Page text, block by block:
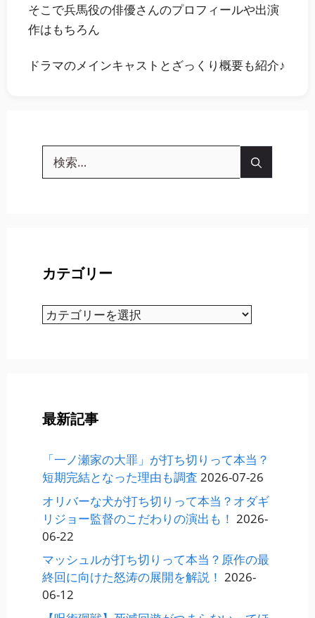
そこで兵馬役の俳優さんのプロフィールや出演
作はもちろん
ドラマのメインキャストとざっくり概要も紹介♪
索:
カテゴリー
カ
最新記事
「一ノ瀬家の大罪」が打ち切りって本当？
短期完結となった理由も調査 2026-07-26
オリバーな犬が打ち切りって本当？オダギ
リジョー監督のこだわりの演出も！ 2026-
06-22
マッシュルが打ち切りって本当？原作の最
終回に向けた怒涛の展開を解説！ 2026-
06-12